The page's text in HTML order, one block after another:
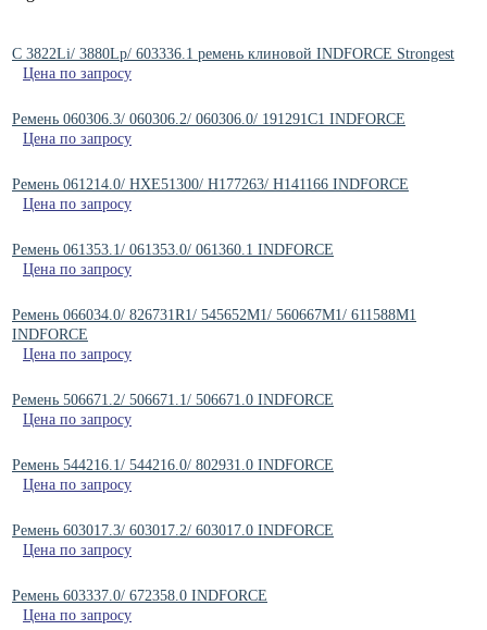
C 3822Li/ 3880Lp/ 603336.1 ремень клиновой INDFORCE Strongest
Цена по запросу
Ремень 060306.3/ 060306.2/ 060306.0/ 191291C1 INDFORCE
Цена по запросу
Ремень 061214.0/ HXE51300/ H177263/ H141166 INDFORCE
Цена по запросу
Ремень 061353.1/ 061353.0/ 061360.1 INDFORCE
Цена по запросу
Ремень 066034.0/ 826731R1/ 545652M1/ 560667M1/ 611588M1
INDFORCE
Цена по запросу
Ремень 506671.2/ 506671.1/ 506671.0 INDFORCE
Цена по запросу
Ремень 544216.1/ 544216.0/ 802931.0 INDFORCE
Цена по запросу
Ремень 603017.3/ 603017.2/ 603017.0 INDFORCE
Цена по запросу
Ремень 603337.0/ 672358.0 INDFORCE
Цена по запросу